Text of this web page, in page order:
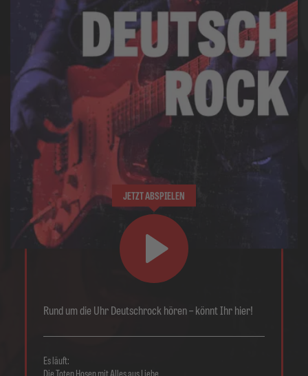
JETZT ABSPIELEN
Rund um die Uhr Deutschrock hören – könnt Ihr hier!
Es läuft:
Die Toten Hosen mit Alles aus Liebe